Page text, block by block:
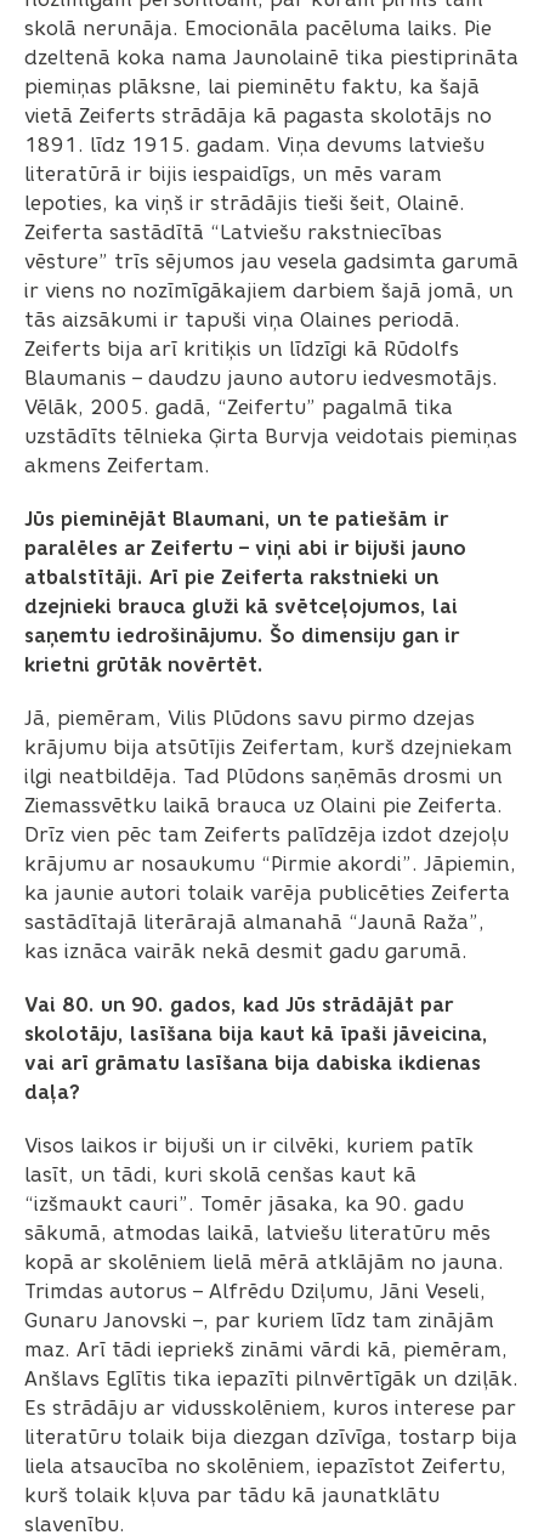
skolā nerunāja. Emocionāla pacēluma laiks. Pie
dzeltenā koka nama Jaunolainē tika piestiprināta
piemiņas plāksne, lai pieminētu faktu, ka šajā
vietā Zeiferts strādāja kā pagasta skolotājs no
1891. līdz 1915. gadam. Viņa devums latviešu
literatūrā ir bijis iespaidīgs, un mēs varam
lepoties, ka viņš ir strādājis tieši šeit, Olainē.
Zeiferta sastādītā “Latviešu rakstniecības
vēsture” trīs sējumos jau vesela gadsimta garumā
ir viens no nozīmīgākajiem darbiem šajā jomā, un
tās aizsākumi ir tapuši viņa Olaines periodā.
Zeiferts bija arī kritiķis un līdzīgi kā Rūdolfs
Blaumanis – daudzu jauno autoru iedvesmotājs.
Vēlāk, 2005. gadā, “Zeifertu” pagalmā tika
uzstādīts tēlnieka Ģirta Burvja veidotais piemiņas
akmens Zeifertam.
Jūs pieminējāt Blaumani, un te patiešām ir
paralēles ar Zeifertu – viņi abi ir bijuši jauno
atbalstītāji. Arī pie Zeiferta rakstnieki un
dzejnieki brauca gluži kā svētceļojumos, lai
saņemtu iedrošinājumu. Šo dimensiju gan ir
krietni grūtāk novērtēt.
Jā, piemēram, Vilis Plūdons savu pirmo dzejas
krājumu bija atsūtījis Zeifertam, kurš dzejniekam
ilgi neatbildēja. Tad Plūdons saņēmās drosmi un
Ziemassvētku laikā brauca uz Olaini pie Zeiferta.
Drīz vien pēc tam Zeiferts palīdzēja izdot dzejoļu
krājumu ar nosaukumu “Pirmie akordi”. Jāpiemin,
ka jaunie autori tolaik varēja publicēties Zeiferta
sastādītajā literārajā almanahā “Jaunā Raža”,
kas iznāca vairāk nekā desmit gadu garumā.
Vai 80. un 90. gados, kad Jūs strādājāt par
skolotāju, lasīšana bija kaut kā īpaši jāveicina,
vai arī grāmatu lasīšana bija dabiska ikdienas
daļa?
Visos laikos ir bijuši un ir cilvēki, kuriem patīk
lasīt, un tādi, kuri skolā cenšas kaut kā
“izšmaukt cauri”. Tomēr jāsaka, ka 90. gadu
sākumā, atmodas laikā, latviešu literatūru mēs
kopā ar skolēniem lielā mērā atklājām no jauna.
Trimdas autorus – Alfrēdu Dziļumu, Jāni Veseli,
Gunaru Janovski –, par kuriem līdz tam zinājām
maz. Arī tādi iepriekš zināmi vārdi kā, piemēram,
Anšlavs Eglītis tika iepazīti pilnvērtīgāk un dziļāk.
Es strādāju ar vidusskolēniem, kuros interese par
literatūru tolaik bija diezgan dzīvīga, tostarp bija
liela atsaucība no skolēniem, iepazīstot Zeifertu,
kurš tolaik kļuva par tādu kā jaunatklātu
slavenību.